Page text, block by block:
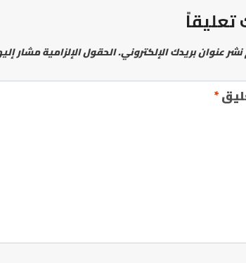
تعليقاً
عنوان بريدك الإلكتروني.الحقول الإلزامية مشار
*